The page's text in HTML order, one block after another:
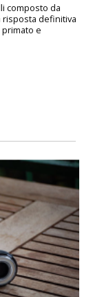
composto da
risposta definitiva
e